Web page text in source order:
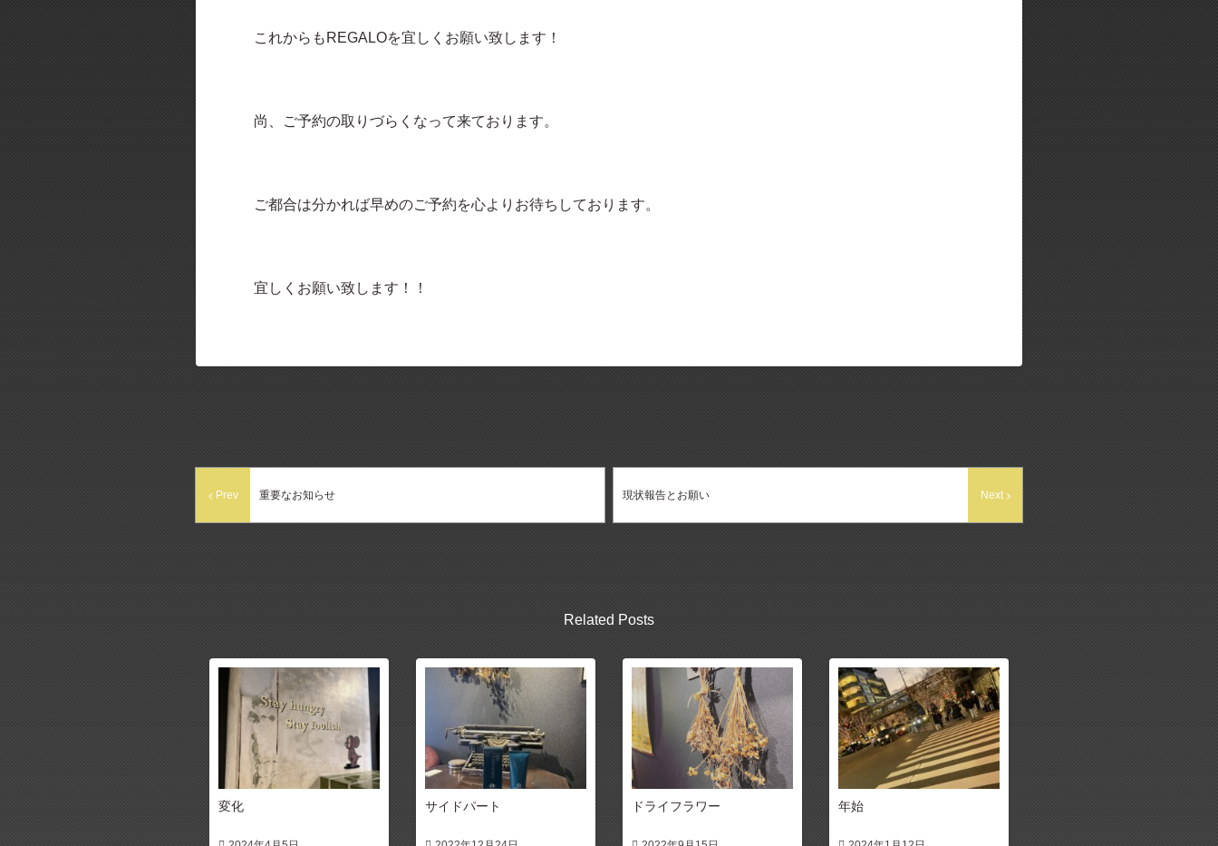
これからも REGALOを宜しくお願い致します！
尚、ご予約の取りづらくなって来ております。
ご都合は分かれば早めのご予約を心よりお待ちしております。
宜しくお願い致します！！
Prev 重要なお知らせ Next
現状報告とお願い
Related Posts
変化 サイドパート ドライフラワー 年始